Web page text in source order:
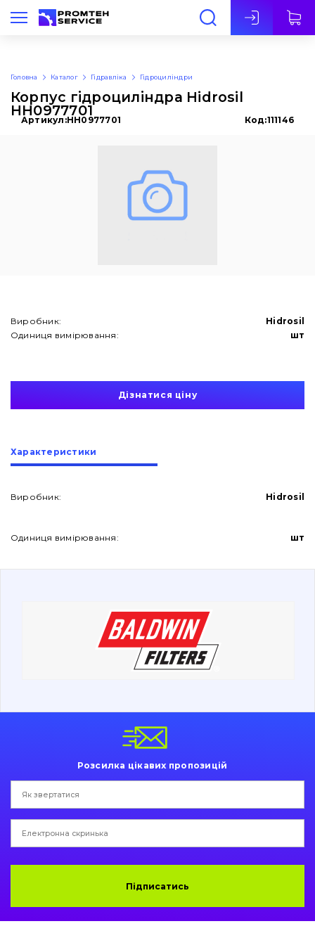
Укр
Про нас
Контакти
Вакансії
Фільтри та мастильні матеріали
Коронки, зуби, адаптери, пальці, фіксатори
Подушки амортизаційні
Пальці та Втулки
написати
листа
зателефонувати
Головна Каталог Гідравліка Гідроциліндри
Корпус гідроциліндра Hidrosil
HH0977701
Артикул:HH0977701 Код:111146
Виробник:
Hidrosil
Одиниця вимірювання:
шт
Дізнатися ціну
Характеристики
Виробник: Hidrosil
Одиниця вимірювання: шт
Розсилка цікавих пропозицій
Підписатись